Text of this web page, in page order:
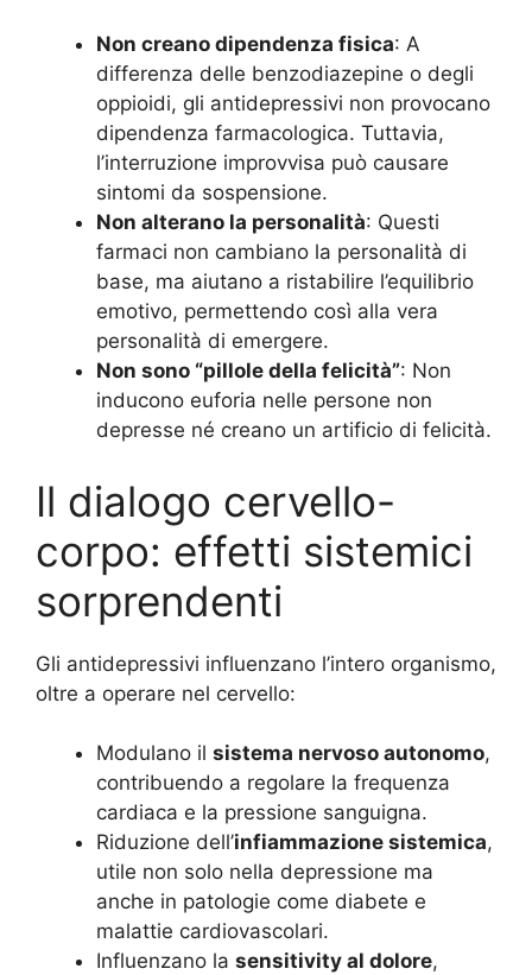
Non creano dipendenza fisica: A
differenza delle benzodiazepine o degli
oppioidi, gli antidepressivi non provocano
dipendenza farmacologica. Tuttavia,
l’interruzione improvvisa può causare
sintomi da sospensione.
Non alterano la personalità: Questi
farmaci non cambiano la personalità di
base, ma aiutano a ristabilire l’equilibrio
emotivo, permettendo così alla vera
personalità di emergere.
Non sono “pillole della felicità”: Non
inducono euforia nelle persone non
depresse né creano un artificio di felicità.
Il dialogo cervello-
corpo: effetti sistemici
sorprendenti
Gli antidepressivi influenzano l’intero organismo,
oltre a operare nel cervello:
Modulano il sistema nervoso autonomo,
contribuendo a regolare la frequenza
cardiaca e la pressione sanguigna.
Riduzione dell’infiammazione sistemica,
utile non solo nella depressione ma
anche in patologie come diabete e
malattie cardiovascolari.
Influenzano la sensitivity al dolore,